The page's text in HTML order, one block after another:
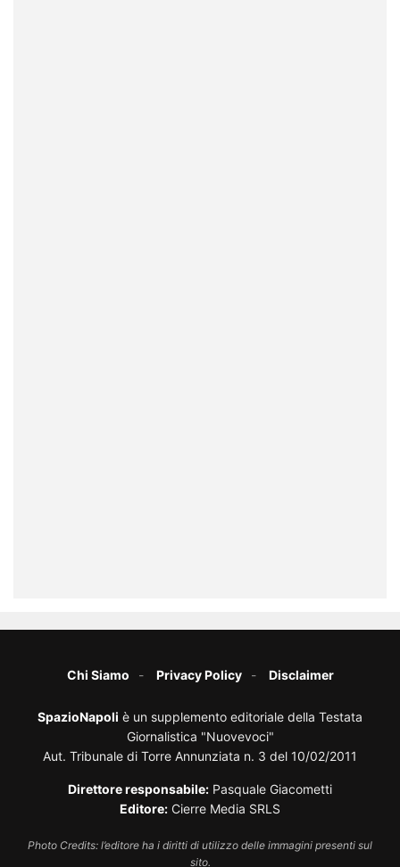
Chi Siamo Privacy Policy Disclaimer
SpazioNapoli è un supplemento editoriale della Testata
Giornalistica "Nuovevoci"
Aut. Tribunale di Torre Annunziata n. 3 del 10/02/2011
Direttore responsabile: Pasquale Giacometti
Editore: Cierre Media SRLS
Photo Credits: l’editore ha i diritti di utilizzo delle immagini presenti sul
sito.